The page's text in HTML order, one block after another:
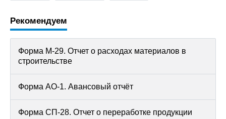
Рекомендуем
Форма М-29. Отчет о расходах материалов в
строительстве
Форма АО-1. Авансовый отчёт
Форма СП-28. Отчет о переработке продукции